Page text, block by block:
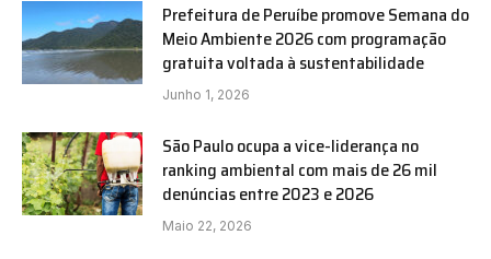
Prefeitura de Peruíbe promove Semana do
Meio Ambiente 2026 com programação
gratuita voltada à sustentabilidade
Junho 1, 2026
São Paulo ocupa a vice-liderança no
ranking ambiental com mais de 26 mil
denúncias entre 2023 e 2026
Maio 22, 2026